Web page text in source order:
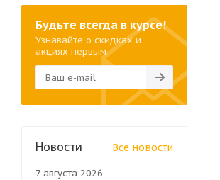
Будьте всегда в курсе!
Узнавайте о скидках и
акциях первым
Новости Все новости
7 августа 2026